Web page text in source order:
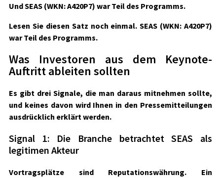
UndSEAS (WKN: A420P7) war Teil des Programms.
Lesen Sie diesen Satz noch einmal.SEAS (WKN: A420P7)
war Teil des Programms.
Was Investoren aus dem Keynote-
Auftritt ableiten sollten
Es gibt drei Signale, die man daraus mitnehmen sollte,
und keines davon wird Ihnen in den Pressemitteilungen
ausdrücklich erklärt werden.
Signal 1: Die Branche betrachtet SEAS als
legitimen Akteur
Vortragsplätze sind Reputationswährung. Ein